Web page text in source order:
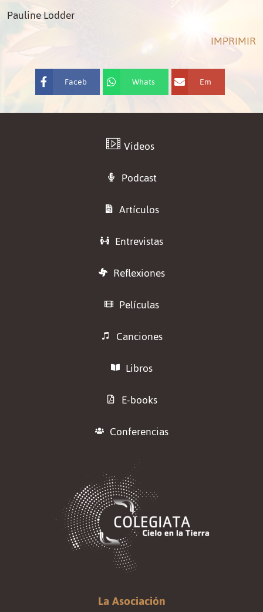
Pauline Lodder
IMPRIMIR
Faceb
Whats
Em
Videos
Podcast
Artículos
Entrevistas
Reflexiones
Películas
Canciones
Libros
E-books
Conferencias
La Asociación